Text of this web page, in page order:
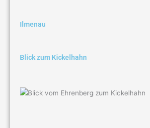
Ilmenau
Blick zum Kickelhahn